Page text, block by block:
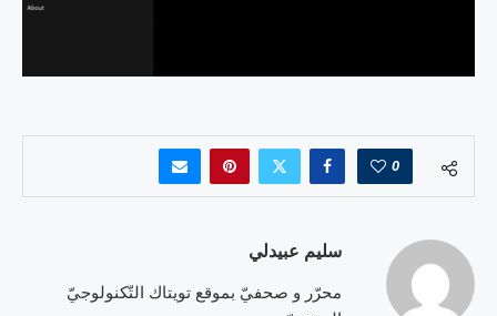
0
سليم عبيدلي
محرّر و صحفيّ بموقع تويتاك التّكنولوجيّ